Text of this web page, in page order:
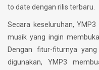
to date dengan rilis terbaru.
Secara keseluruhan,
musik yang ingin
Dengan fitur-fiturnya
digunakan, YMP3